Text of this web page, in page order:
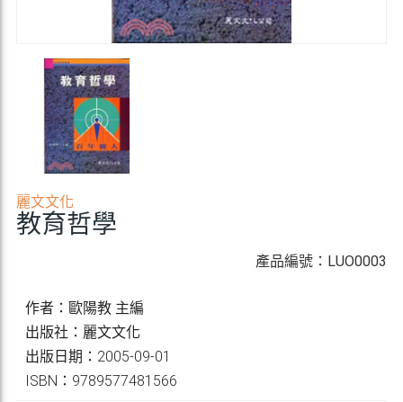
麗文文化
教育哲學
產品編號：LUO0003
作者：歐陽教 主編
出版社：麗文文化
出版日期：2005-09-01
ISBN：9789577481566